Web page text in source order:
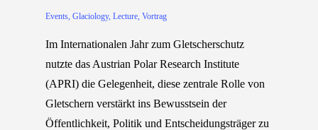
Events Glaciology, Lecture Vortrag
Im Internationalen Jahr zum Gletscherschutz
nutzte das Austrian Polar Research Institute
(APRI) die Gelegenheit, diese zentrale Rolle von
Gletschern verstärkt ins Bewusstsein der
Öffentlichkeit, Politik und Entscheidungsträger zu